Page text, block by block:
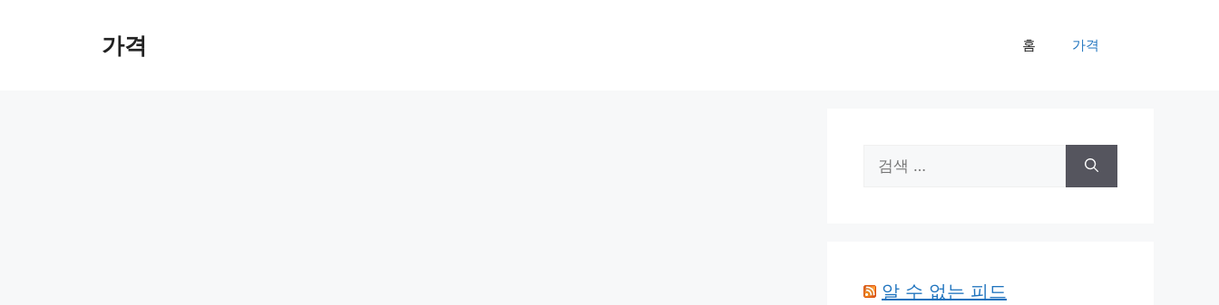
가격 홈 가격
색:
알 수 없는 피드